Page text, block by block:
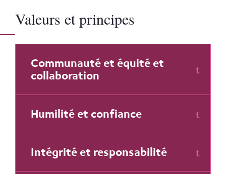
Valeurs et principes
Communauté et équité et
collaboration
Humilité et confiance
Intégrité et responsabilité